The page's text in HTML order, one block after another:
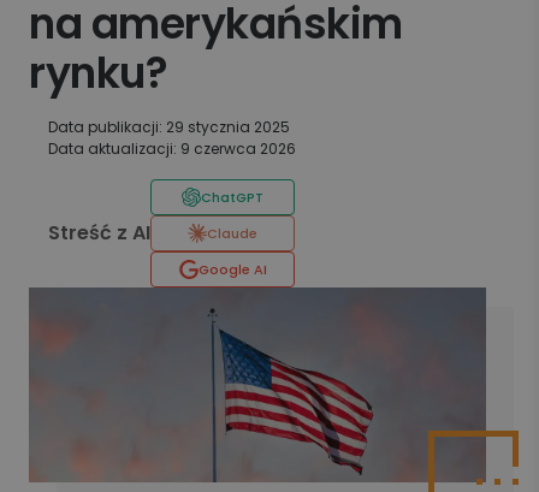
na amerykańskim
rynku?
Data publikacji: 29 stycznia 2025
Data aktualizacji: 9 czerwca 2026
Streść z AI
ChatGPT
Claude
Google AI